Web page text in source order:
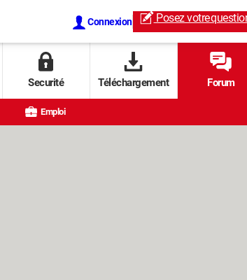
Connexion Posez votre
Securité Téléchargement Forum
Emploi